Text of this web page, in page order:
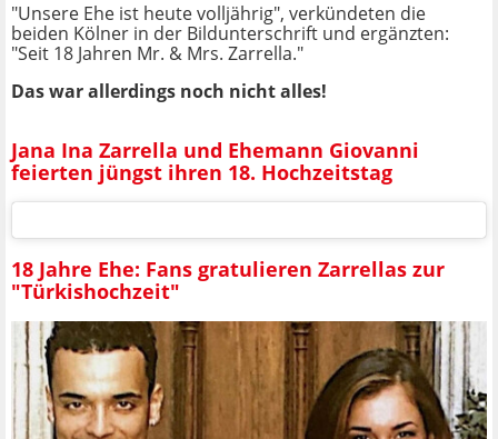
"Unsere Ehe ist heute volljährig", verkündeten die
beiden Kölner in der Bildunterschrift und ergänzten:
"Seit 18 Jahren Mr. & Mrs. Zarrella."
Das war allerdings noch nicht alles!
Jana Ina Zarrella und Ehemann Giovanni
feierten jüngst ihren 18. Hochzeitstag
18 Jahre Ehe: Fans gratulieren Zarrellas zur
"Türkishochzeit"